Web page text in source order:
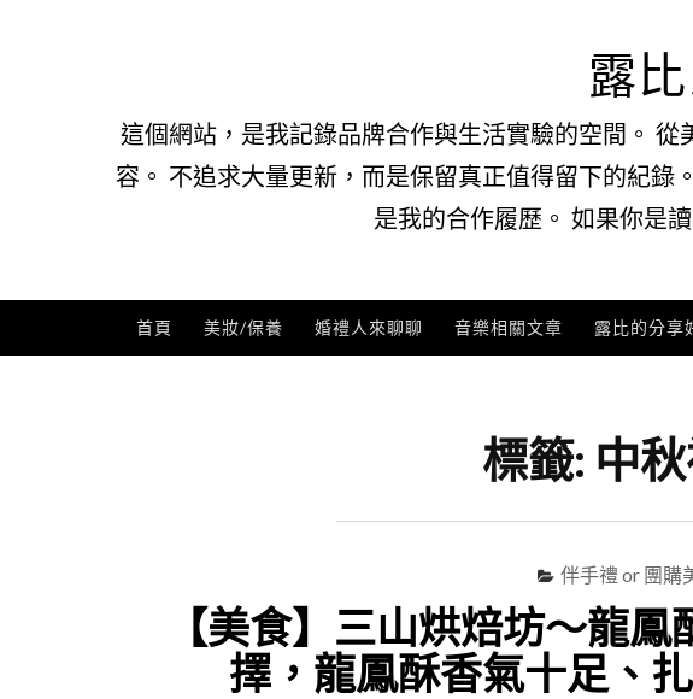
露
這個網站，是我記錄品牌合作與生活實驗的空間。
容。 不追求大量更新，而是保留真正值得留下的紀
是我的合作履歷。 如果你是
首頁 美妝/保養 婚禮人來聊聊 音樂相關文章 露比的分享
標籤: 中
伴手禮 or 團購
【美食】三山烘焙坊～龍
擇，龍鳳酥香氣十足、